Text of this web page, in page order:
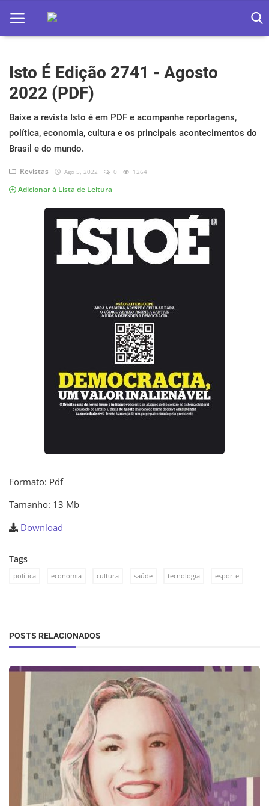
Home
Apps
Ebooks
Games
Web
Jogos hoje na TV
Isto É Edição 2741 - Agosto
2022 (PDF)
Baixe a revista Isto é em PDF e acompanhe reportagens,
política, economia, cultura e os principais acontecimentos do
Brasil e do mundo.
Revistas Ago 5, 2022 0 1264
Adicionar à Lista de Leitura
Formato: Pdf
Tamanho: 13 Mb
Download
Tags
política economia cultura saúde tecnologia esporte
POSTS RELACIONADOS